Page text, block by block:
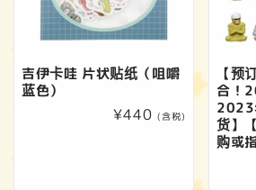
吉伊卡哇 片状贴纸（咀嚼
蓝色）
常
¥440 (含税)
【预
合！
2023
货】
购或